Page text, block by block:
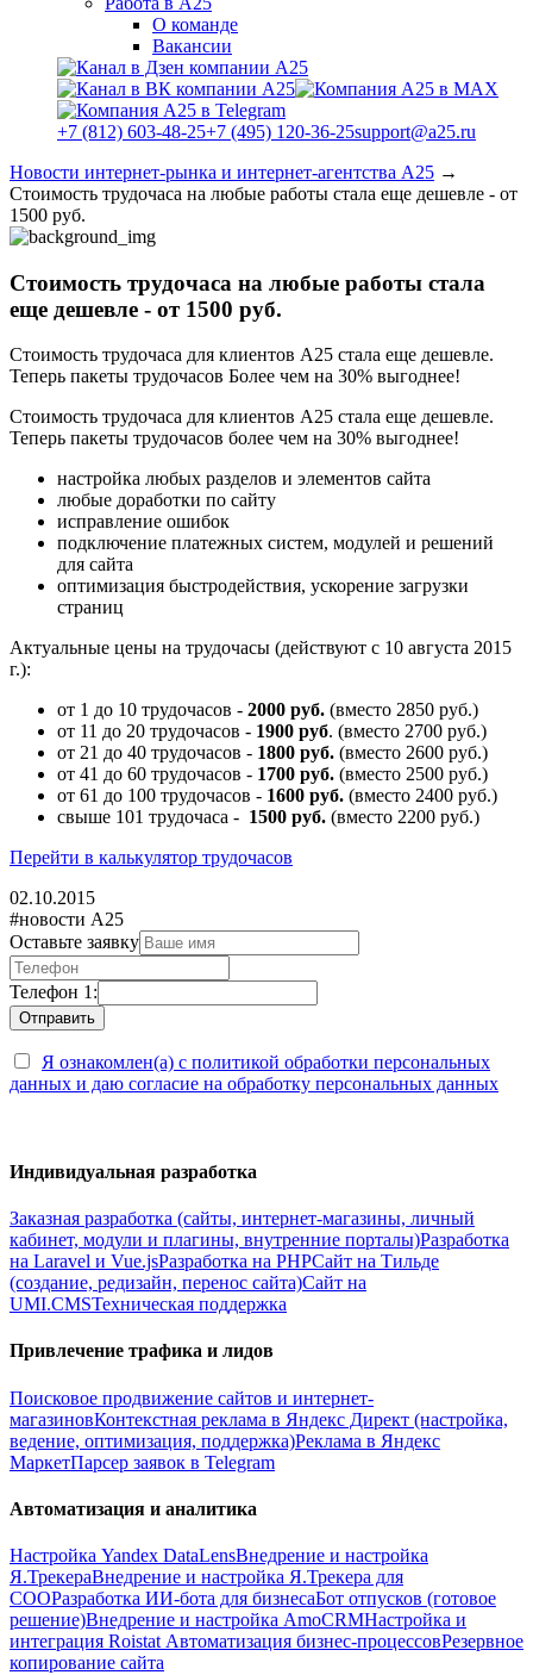
О команде
Вакансии
+7 (812) 603-48-25+7 (495) 120-36-25support@a25.ru
Новости интернет-рынка и интернет-агентства А25 →
Стоимость трудочаса на любые работы стала еще дешевле - от
1500 руб.
Стоимость трудочаса на любые работы стала
еще дешевле - от 1500 руб.
Стоимость трудочаса для клиентов А25 стала еще дешевле.
Теперь пакеты трудочасов Более чем на 30% выгоднее!
Стоимость трудочаса для клиентов А25 стала еще дешевле.
Теперь пакеты трудочасов более чем на 30% выгоднее!
настройка любых разделов и элементов сайта
любые доработки по сайту
исправление ошибок
подключение платежных систем, модулей и решений
для сайта
оптимизация быстродействия, ускорение загрузки
страниц
Актуальные цены на трудочасы (действуют с 10 августа 2015
г.):
от 1 до 10 трудочасов - 2000 руб. (вместо 2850 руб.)
от 11 до 20 трудочасов - 1900 руб. (вместо 2700 руб.)
от 21 до 40 трудочасов - 1800 руб. (вместо 2600 руб.)
от 41 до 60 трудочасов - 1700 руб. (вместо 2500 руб.)
от 61 до 100 трудочасов - 1600 руб. (вместо 2400 руб.)
свыше 101 трудочаса - 1500 руб. (вместо 2200 руб.)
Перейти в калькулятор трудочасов
02.10.2015
#новости А25
Оставьте заявку
Телефон 1:
Я ознакомлен(а) с политикой обработки персональных
данных и даю согласие на обработку персональных данных
Индивидуальная разработка
Заказная разработка (сайты, интернет-магазины, личный
кабинет, модули и плагины, внутренние порталы)Разработка
на Laravel и Vue.jsРазработка на PHPСайт на Тильде
(создание, редизайн, перенос сайта)Сайт на
UMI.CMSТехническая поддержка
Привлечение трафика и лидов
Поисковое продвижение сайтов и интернет-
магазиновКонтекстная реклама в Яндекс Директ (настройка,
ведение, оптимизация, поддержка)Реклама в Яндекс
МаркетПарсер заявок в Telegram
Автоматизация и аналитика
Настройка Yandex DataLensВнедрение и настройка
Я.ТрекераВнедрение и настройка Я.Трекера для
СООРазработка ИИ-бота для бизнесаБот отпусков (готовое
решение)Внедрение и настройка AmoCRMНастройка и
интеграция Roistat Автоматизация бизнес-процессовРезервное
копирование сайта